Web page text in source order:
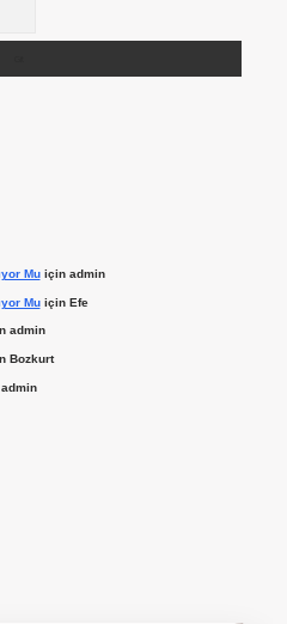
Muiçin admin
Muiçin Efe
admin
Bozkurt
admin